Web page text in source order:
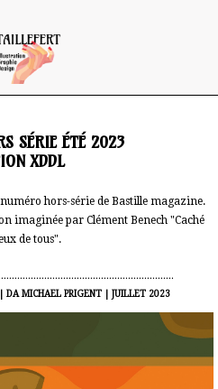
SÉRIE ÉTÉ 2023
XDDL
hors-série de Bastille magazine.
imaginée par Clément Benech "Caché
de tous".
MICHAEL PRIGENT | JUILLET 2023